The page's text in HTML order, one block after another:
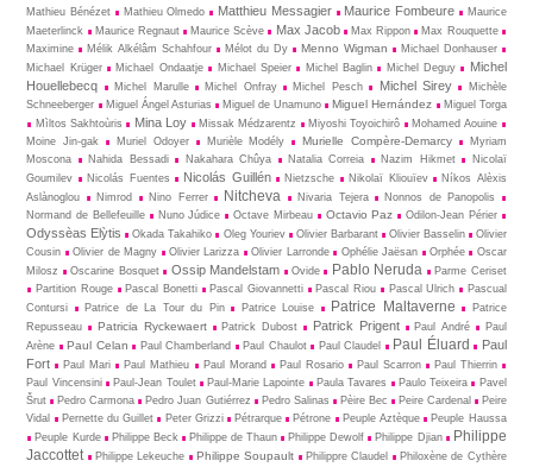
Mathieu Bénézet
Mathieu Olmedo Matthieu Messagier Maurice Fombeure
Maurice
Maeterlinck
Maurice Regnaut Maurice Scève Max Jacob Max Rippon
Max Rouquette
Maximine
Mélik Alkélâm Schahfour Mélot du Dy Menno Wigman
Michael Donhauser
Michael Krüger
Michael Ondaatje Michael Speier Michel Baglin Michel Deguy
Michel
Houellebecq
Michel Marulle Michel Onfray Michel Pesch Michel Sirey
Michèle
Schneeberger
Miguel Ángel Asturias Miguel de Unamuno Miguel Hernández
Miguel Torga
Mìltos Sakhtoùris
Mina Loy Missak Médzarentz Miyoshi Toyoichirô
Mohamed Aouine
Moine Jin-gak
Muriel Odoyer Murièle Modély Murielle Compère-Demarcy
Myriam
Moscona
Nahida Bessadi Nakahara Chûya Natalia Correia Nazim Hikmet
Nicolaï
Goumilev
Nicolás Fuentes Nicolás Guillén Nietz­sche Nikolaï Kliouïev
Níkos Alèxis
Aslànoglou
Nimrod Nino Ferrer Nitcheva Nivaria Tejera
Nonnos de Panopolis
Normand de Bellefeuille
Nuno Júdice Octave Mirbeau Octavio Paz Odilon-Jean Périer
Odyssèas Elỳtis Okada Takahiko Oleg Youriev Olivier Barbarant Olivier Basselin
Olivier
Cousin
Olivier de Magny Olivier Larizza Olivier Larronde Ophélie Jaësan Orphée
Oscar
Milosz
Oscarine Bosquet Ossip Mandelstam Ovide Pablo Neruda
Parme Ceriset
Partition Rouge
Pascal Bonetti Pascal Giovannetti Pascal Riou Pascal Ulrich
Pascual
Contursi
Patrice de La Tour du Pin Patrice Louise Patrice Maltaverne
Patrice
Repusseau
Patricia Ryckewaert Patrick Dubost Patrick Prigent Paul André
Paul
Arène
Paul Celan Paul Chamberland Paul Chaulot Paul Claudel Paul Éluard
Paul
Fort
Paul Mari Paul Mathieu Paul Morand Paul Rosario Paul Scarron
Paul Thierrin
Paul Vincensini
Paul-Jean Toulet Paul-Marie Lapointe Paula Tavares Paulo Teixeira
Pavel
Šrut
Pedro Carmona Pedro Juan Gutiérrez Pedro Salinas Pèire Bec Peire Cardenal
Peire
Vidal
Pernette du Guillet Peter Grizzi Pétrarque Pétrone Peuple Aztèque
Peuple Haussa
Peuple Kurde
Philippe Beck Philippe de Thaun Philippe Dewolf Philippe Djian
Philippe
Jaccottet
Philippe Lekeuche Philippe Soupault Philippre Claudel Philoxène de Cythère